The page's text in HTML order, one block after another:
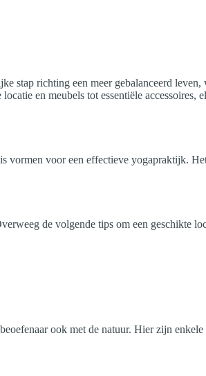
stap richting een meer gebalanceerd leven,
en meubels tot essentiële accessoires,
vormen voor een effectieve yogapraktijk.
de volgende tips om een geschikte
ook met de natuur. Hier zijn